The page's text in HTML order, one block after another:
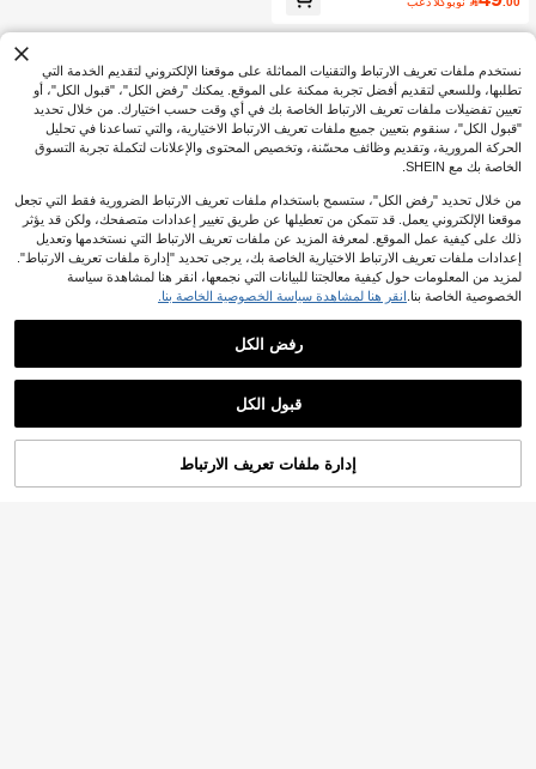
صغيرة مطوية وأكمام قصيرة وخصر عالي
%50 خصم! أضف إلى عربة التسوق بنجاح
نستخدم ملفات تعريف الارتباط والتقنيات المماثلة على موقعنا الإلكتروني لتقديم الخدمة التي
تطلبها، وللسعي لتقديم أفضل تجربة ممكنة على الموقع. يمكنك "رفض الكل"، "قبول الكل"، أو
تعيين تفضيلات ملفات تعريف الارتباط الخاصة بك في أي وقت حسب اختيارك. من خلال تحديد
"قبول الكل"، سنقوم بتعيين جميع ملفات تعريف الارتباط الاختيارية، والتي تساعدنا في تحليل
الحركة المرورية، وتقديم وظائف محسّنة، وتخصيص المحتوى والإعلانات لتكملة تجربة التسوق
الخاصة بك مع SHEIN.
من خلال تحديد "رفض الكل"، ستسمح باستخدام ملفات تعريف الارتباط الضرورية فقط التي تجعل
موقعنا الإلكتروني يعمل. قد تتمكن من تعطيلها عن طريق تغيير إعدادات متصفحك، ولكن قد يؤثر
ذلك على كيفية عمل الموقع. لمعرفة المزيد عن ملفات تعريف الارتباط التي نستخدمها وتعديل
إعدادات ملفات تعريف الارتباط الاختيارية الخاصة بك، يرجى تحديد "إدارة ملفات تعريف الارتباط".
لمزيد من المعلومات حول كيفية معالجتنا للبيانات التي نجمعها، انقر هنا لمشاهدة سياسة
الخصوصية الخاصة بنا. انقر هنا لمشاهدة سياسة الخصوصية الخاصة بنا.
رفض الكل
قبول الكل
إدارة ملفات تعريف الارتباط